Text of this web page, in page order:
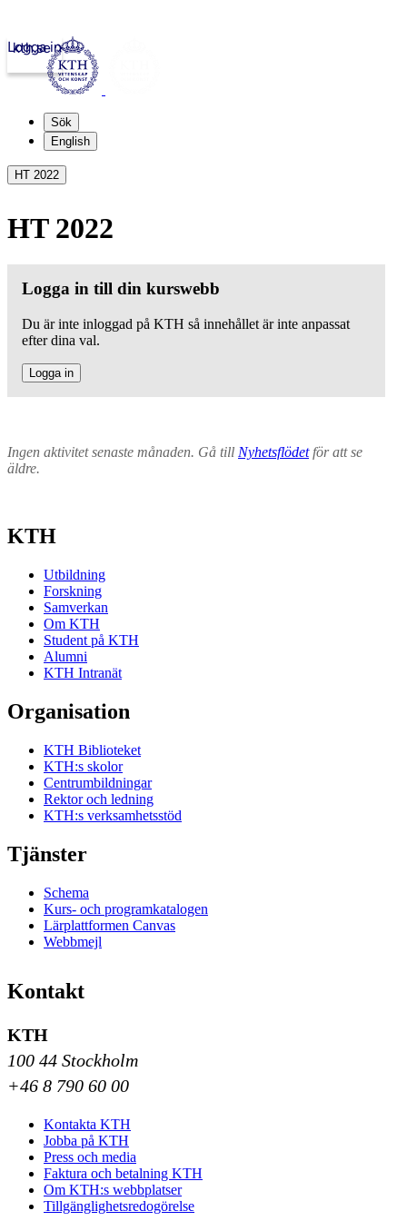
kth.se
Logga in
Sök
English
HT 2022
HT 2022
Logga in till din kurswebb
Du är inte inloggad på KTH så innehållet är inte anpassat
efter dina val.
Logga in
Ingen aktivitet senaste månaden. Gå till Nyhetsflödetför att se
äldre.
KTH
Utbildning
Forskning
Samverkan
Om KTH
Student på KTH
Alumni
KTH Intranät
Organisation
KTH Biblioteket
KTH:s skolor
Centrumbildningar
Rektor och ledning
KTH:s verksamhetsstöd
Tjänster
Schema
Kurs- och programkatalogen
Lärplattformen Canvas
Webbmejl
Kontakt
KTH
100 44 Stockholm
+46 8 790 60 00
Kontakta KTH
Jobba på KTH
Press och media
Faktura och betalning KTH
Om KTH:s webbplatser
Tillgänglighetsredogörelse